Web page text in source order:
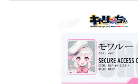
夏風 咲真: 蜜眼天洙